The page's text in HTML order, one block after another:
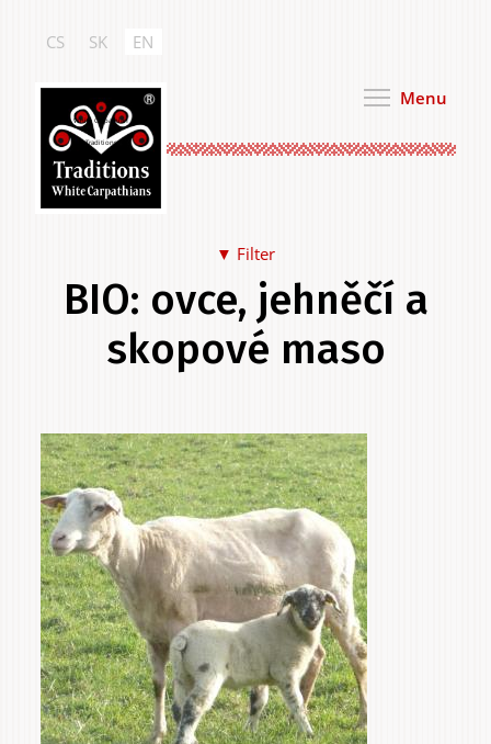
content
White Carpathian
Traditions
Menu
CS SK EN
▼ Filter
Food & Drink
Clothing & Personal
Items
Home & Interior
BIO: ovce, jehněčí a
skopové maso
Primary
tabs
.